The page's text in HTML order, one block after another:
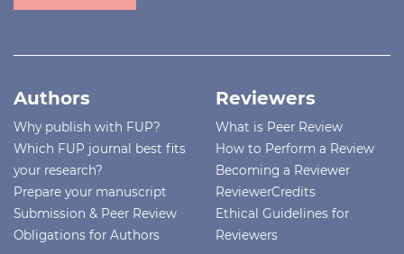
Authors
Why publish with FUP?
Which FUP journal best fits
your research?
Prepare your manuscript
Submission & Peer Review
Obligations for Authors
Reviewers
What is Peer Review
How to Perform a Review
Becoming a Reviewer
ReviewerCredits
Ethical Guidelines for
Reviewers